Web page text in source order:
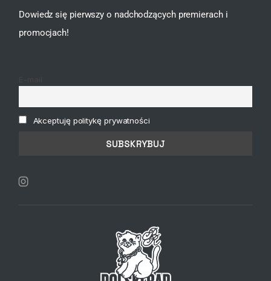
Dowiedz się pierwszy o nadchodzących premierach i
promocjach!
Akceptuję politykę prywatności